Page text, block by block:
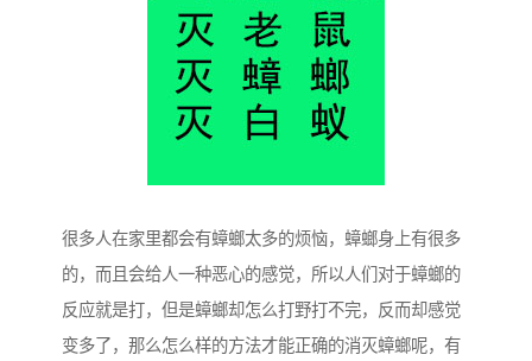
很多人在家里都会有蟑螂太多的烦恼，蟑螂身上有很多
的，而且会给人一种恶心的感觉，所以人们对于蟑螂的
反应就是打，但是蟑螂却怎么打野打不完，反而却感觉
变多了，那么怎么样的方法才能正确的消灭蟑螂呢，有